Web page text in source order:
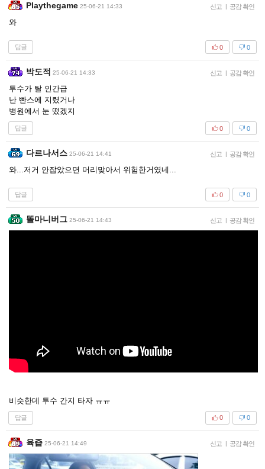
Playthegame 25-06-21 14:33 신고 | 공감 확인
와
답글 0
0
박도적 25-06-21 14:33 신고 | 공감 확인
투수가 탈 인간급
난 빤스에 지렸거나
병원에서 눈 떴겠지
답글 0
0
다르나서스 25-06-21 14:41 신고 | 공감 확인
와...저거 안잡았으면 머리맞아서 위험한거였네...
답글 0
0
똘마니버그 25-06-21 14:43 신고 | 공감 확인
비슷한데 투수 간지 타자 ㅠㅠ
답글 0
0
육즙 25-06-21 14:49 신고 | 공감 확인